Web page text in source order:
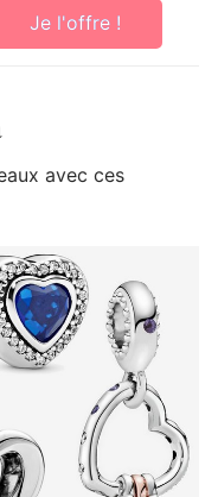
Je l'offre !
avec ces